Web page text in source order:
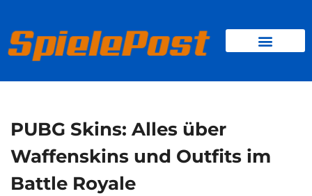
springen
PUBG Skins: Alles über
Waffenskins und Outfits im
Battle Royale